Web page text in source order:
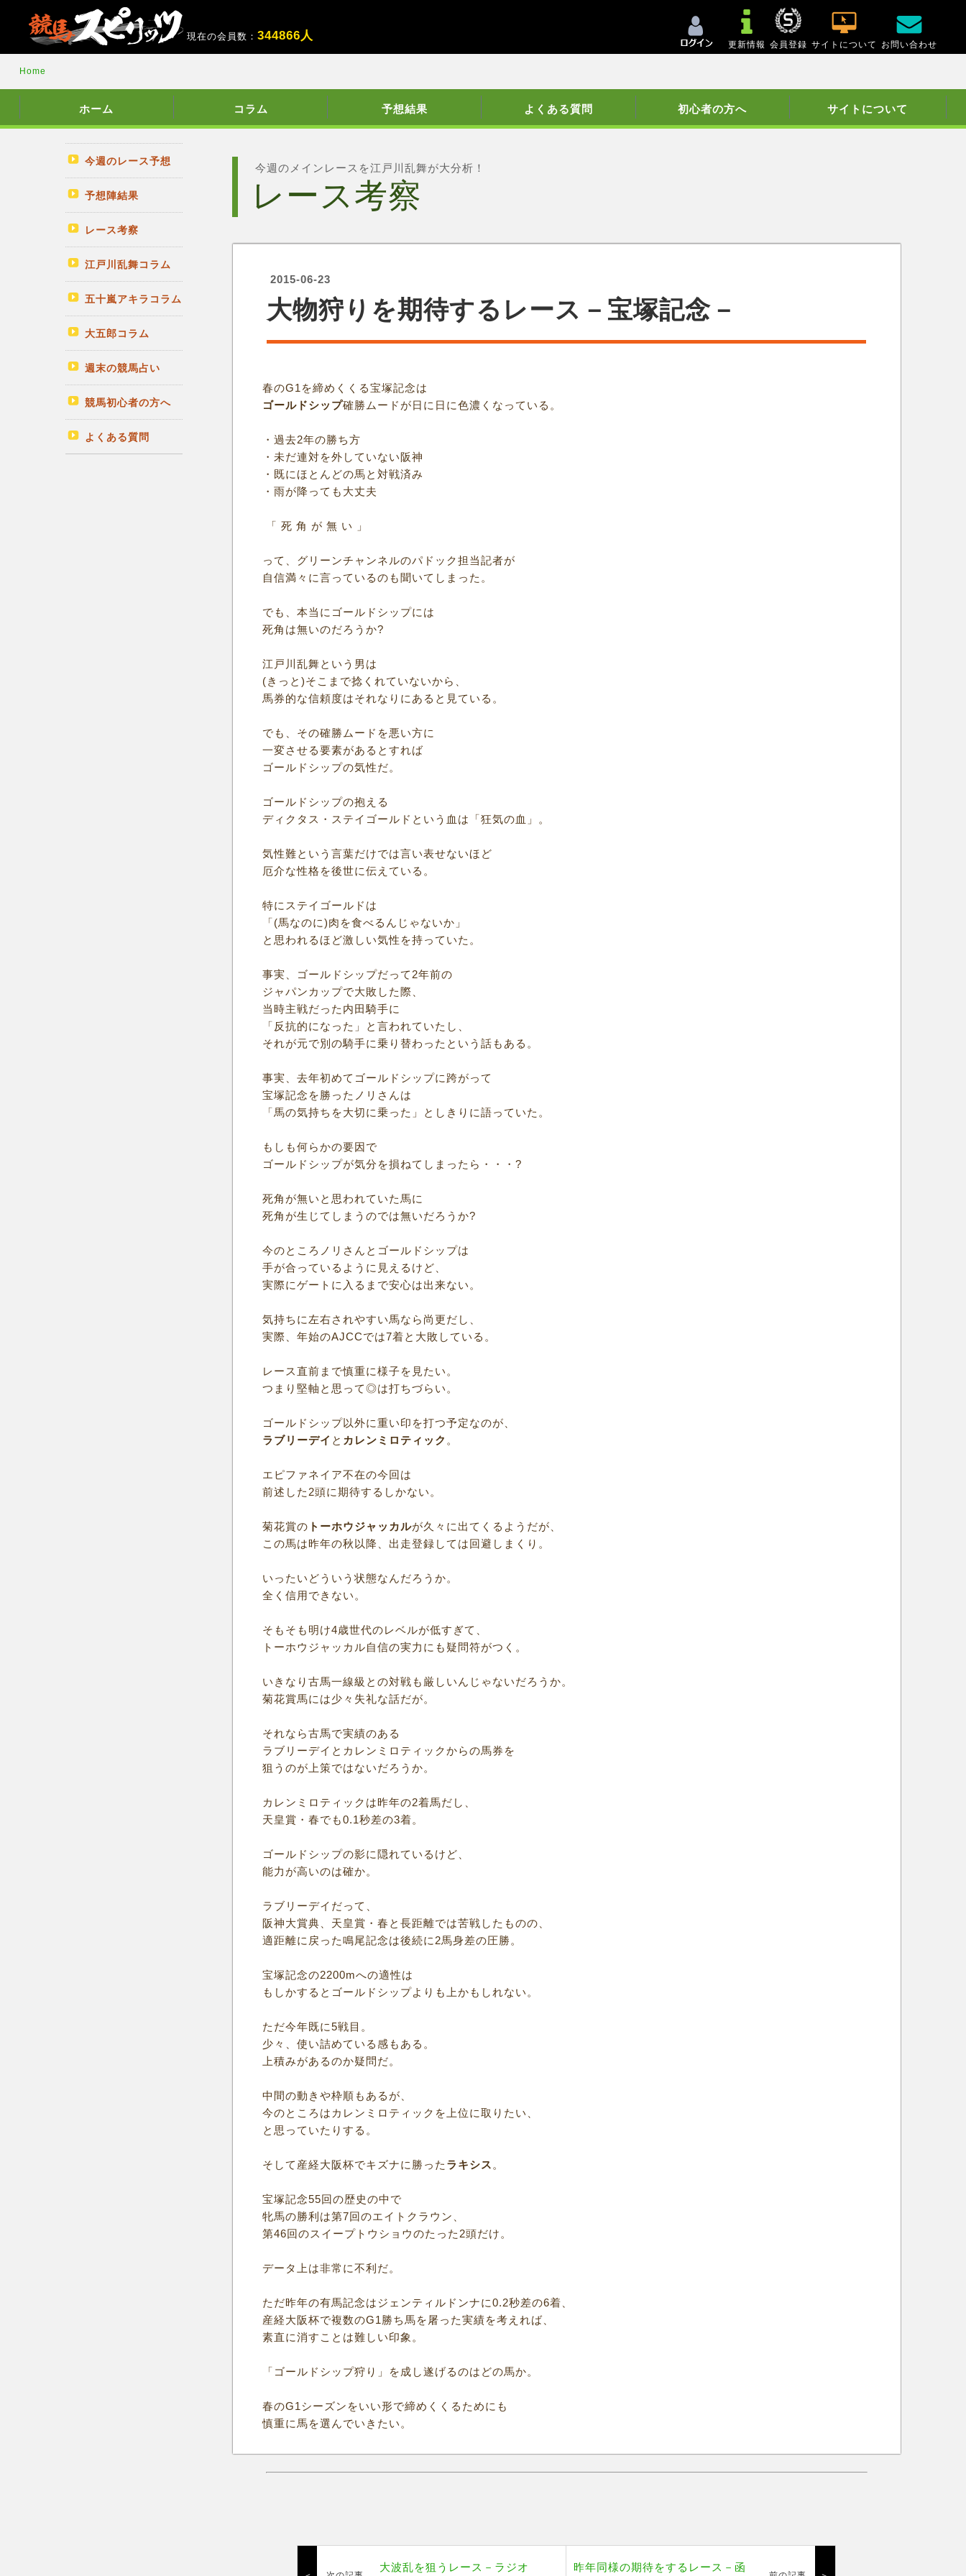
現在の会員数：344866人
更新情報 会員登録 サイトについて お問い合わせ
Home
ホーム コラム 予想結果 よくある質問 初心者の方へ サイトについて
今週のレース予想
予想陣結果
レース考察
江戸川乱舞コラム
五十嵐アキラコラム
大五郎コラム
週末の競馬占い
競馬初心者の方へ
よくある質問
今週のメインレースを江戸川乱舞が大分析！
レース考察
2015-06-23
大物狩りを期待するレース－宝塚記念－
春のG1を締めくくる宝塚記念は
ゴールドシップ確勝ムードが日に日に色濃くなっている。
・過去2年の勝ち方
・未だ連対を外していない阪神
・既にほとんどの馬と対戦済み
・雨が降っても大丈夫
「 死 角 が 無 い 」
って、グリーンチャンネルのパドック担当記者が
自信満々に言っているのも聞いてしまった。
でも、本当にゴールドシップには
死角は無いのだろうか?
江戸川乱舞という男は
(きっと)そこまで捻くれていないから、
馬券的な信頼度はそれなりにあると見ている。
でも、その確勝ムードを悪い方に
一変させる要素があるとすれば
ゴールドシップの気性だ。
ゴールドシップの抱える
ディクタス・ステイゴールドという血は「狂気の血」。
気性難という言葉だけでは言い表せないほど
厄介な性格を後世に伝えている。
特にステイゴールドは
「(馬なのに)肉を食べるんじゃないか」
と思われるほど激しい気性を持っていた。
事実、ゴールドシップだって2年前の
ジャパンカップで大敗した際、
当時主戦だった内田騎手に
「反抗的になった」と言われていたし、
それが元で別の騎手に乗り替わったという話もある。
事実、去年初めてゴールドシップに跨がって
宝塚記念を勝ったノリさんは
「馬の気持ちを大切に乗った」としきりに語っていた。
もしも何らかの要因で
ゴールドシップが気分を損ねてしまったら・・・?
死角が無いと思われていた馬に
死角が生じてしまうのでは無いだろうか?
今のところノリさんとゴールドシップは
手が合っているように見えるけど、
実際にゲートに入るまで安心は出来ない。
気持ちに左右されやすい馬なら尚更だし、
実際、年始のAJCCでは7着と大敗している。
レース直前まで慎重に様子を見たい。
つまり堅軸と思って◎は打ちづらい。
ゴールドシップ以外に重い印を打つ予定なのが、
ラブリーデイ と カレンミロティック 。
エピファネイア不在の今回は
前述した2頭に期待するしかない。
菊花賞の トーホウジャッカルが久々に出てくるようだが、
この馬は昨年の秋以降、出走登録しては回避しまくり。
いったいどういう状態なんだろうか。
全く信用できない。
そもそも明け4歳世代のレベルが低すぎて、
トーホウジャッカル自信の実力にも疑問符がつく。
いきなり古馬一線級との対戦も厳しいんじゃないだろうか。
菊花賞馬には少々失礼な話だが。
それなら古馬で実績のある
ラブリーデイとカレンミロティックからの馬券を
狙うのが上策ではないだろうか。
カレンミロティックは昨年の2着馬だし、
天皇賞・春でも0.1秒差の3着。
ゴールドシップの影に隠れているけど、
能力が高いのは確か。
ラブリーデイだって、
阪神大賞典、天皇賞・春と長距離では苦戦したものの、
適距離に戻った鳴尾記念は後続に2馬身差の圧勝。
宝塚記念の2200mへの適性は
もしかするとゴールドシップよりも上かもしれない。
ただ今年既に5戦目。
少々、使い詰めている感もある。
上積みがあるのか疑問だ。
中間の動きや枠順もあるが、
今のところはカレンミロティックを上位に取りたい、
と思っていたりする。
そして産経大阪杯でキズナに勝った ラキシス。
宝塚記念55回の歴史の中で
牝馬の勝利は第7回のエイトクラウン、
第46回のスイープトウショウのたった2頭だけ。
データ上は非常に不利だ。
ただ昨年の有馬記念はジェンティルドンナに0.2秒差の6着、
産経大阪杯で複数のG1勝ち馬を屠った実績を考えれば、
素直に消すことは難しい印象。
「ゴールドシップ狩り」を成し遂げるのはどの馬か。
春のG1シーズンをいい形で締めくくるためにも
慎重に馬を選んでいきたい。
大波乱を狙うレース－ラジオ 昨年同様の期待をするレース－函